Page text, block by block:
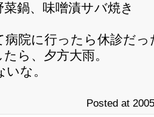
鍋、味噌漬サバ焼き
病院に行ったら休診だっ
ら、夕方大雨。
な。
Posted at